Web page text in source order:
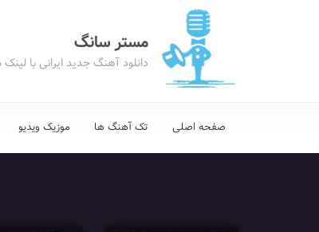
مستر سانگ
دانلود آهنگ جدید ایرانی با
صفحه اصلی تک آهنگ ها موزیک ویدیو